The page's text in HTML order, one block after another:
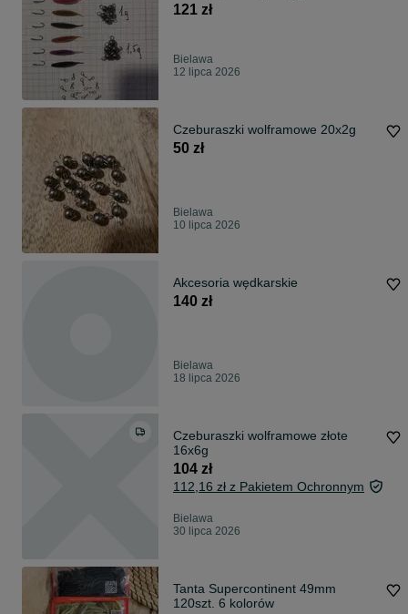
121 zł
Bielawa
12 lipca 2026
Czeburaszki wolframowe 20x2g
50 zł
Bielawa
10 lipca 2026
Akcesoria wędkarskie
140 zł
Bielawa
18 lipca 2026
Czeburaszki wolframowe złote
16x6g
104 zł
112,16 zł z Pakietem Ochronnym
Bielawa
30 lipca 2026
Tanta Supercontinent 49mm
120szt. 6 kolorów